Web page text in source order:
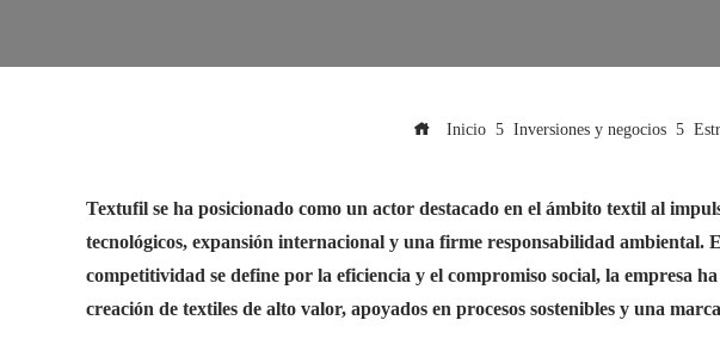
Inicio Inversiones y negocios
Textufil se ha posicionado como un actor destacado en el ámbito textil al
tecnológicos, expansión internacional y una firme responsabilidad ambiental.
competitividad se define por la eficiencia y el compromiso social, la empresa
creación de textiles de alto valor, apoyados en procesos sostenibles y una